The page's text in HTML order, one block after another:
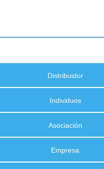
Distribuidor
Individuos
Asociación
Empresa